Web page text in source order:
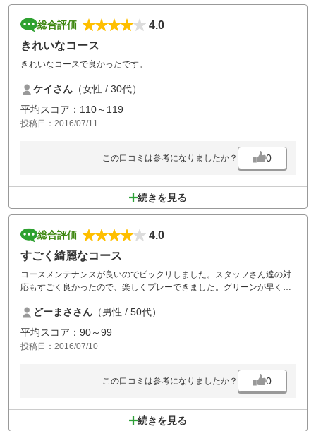
総合評価
4.0
きれいなコース
きれいなコースで良かったです。
ケイさん （女性 / 30代）
平均スコア：110～119
投稿日：2016/07/11
この口コミは参考になりましたか？ 0
続きを見る
総合評価
4.0
すごく綺麗なコース
コースメンテナンスが良いのでビックリしました。スタッフさん達の対
応もすごく良かったので、楽しくプレーできました。グリーンが早くて
どーまささん （男性 / 50代）
平均スコア：90～99
投稿日：2016/07/10
この口コミは参考になりましたか？ 0
続きを見る